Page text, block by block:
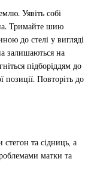
Уявіть собі
Тримайте шию
до стелі у вигляді
залишаються на
підборіддям до
позиції. Повторіть до
та сідниць, а
матки та